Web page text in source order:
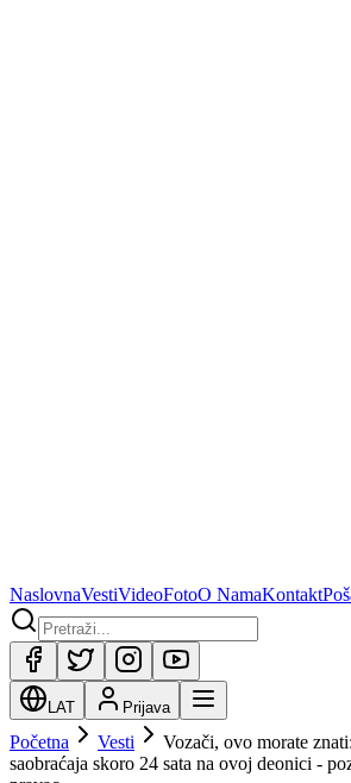
NaslovnaVestiVideoFotoO NamaKontakt
LAT Prijava
Početna Vesti
Vozači, ovo morate
saobraćaja skoro 24 sata na ovoj deonici -